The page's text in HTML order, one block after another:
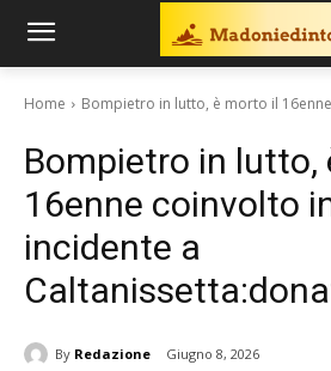
Home Bompietro in lutto, è morto il
Bompietro in lutto,
16enne coinvolto
incidente a
By Redazione Giugno 8, 2026